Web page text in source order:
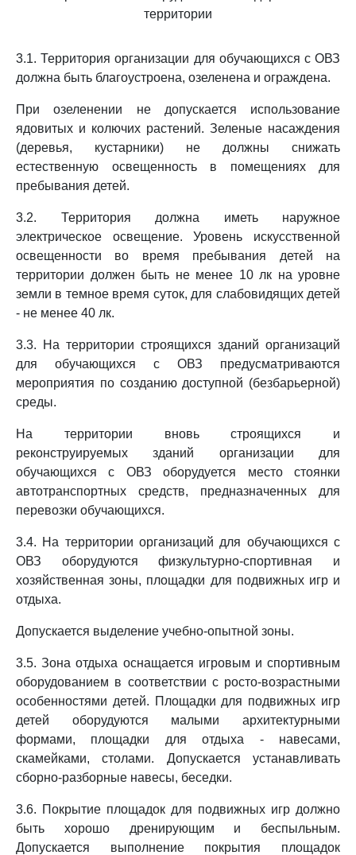
территории
3.1. Территория организации для обучающихся с ОВЗ
должна быть благоустроена, озеленена и ограждена.
При озеленении не допускается использование
ядовитых и колючих растений. Зеленые насаждения
(деревья, кустарники) не должны снижать
естественную освещенность в помещениях для
пребывания детей.
3.2. Территория должна иметь наружное
электрическое освещение. Уровень искусственной
освещенности во время пребывания детей на
территории должен быть не менее 10 лк на уровне
земли в темное время суток, для слабовидящих детей
- не менее 40 лк.
3.3. На территории строящихся зданий организаций
для обучающихся с ОВЗ предусматриваются
мероприятия по созданию доступной (безбарьерной)
среды.
На территории вновь строящихся и
реконструируемых зданий организации для
обучающихся с ОВЗ оборудуется место стоянки
автотранспортных средств, предназначенных для
перевозки обучающихся.
3.4. На территории организаций для обучающихся с
ОВЗ оборудуются физкультурно-спортивная и
хозяйственная зоны, площадки для подвижных игр и
отдыха.
Допускается выделение учебно-опытной зоны.
3.5. Зона отдыха оснащается игровым и спортивным
оборудованием в соответствии с росто-возрастными
особенностями детей. Площадки для подвижных игр
детей оборудуются малыми архитектурными
формами, площадки для отдыха - навесами,
скамейками, столами. Допускается устанавливать
сборно-разборные навесы, беседки.
3.6. Покрытие площадок для подвижных игр должно
быть хорошо дренирующим и беспыльным.
Допускается выполнение покрытия площадок